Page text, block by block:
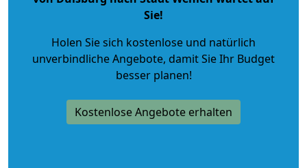
Sie!
Holen Sie sich kostenlose und natürlich
unverbindliche Angebote, damit Sie Ihr Budget
besser planen!
Kostenlose Angebote erhalten